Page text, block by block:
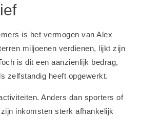
is het vermogen van Alex
miljoenen verdienen, lijkt zijn
is dit een aanzienlijk bedrag,
zelfstandig heeft opgewerkt.
Anders dan sporters of
inkomsten sterk afhankelijk